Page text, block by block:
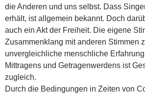
die Anderen und uns selbst. Dass
erhält, ist allgemein bekannt. Doch
auch ein Akt der Freiheit. Die eigene
Zusammenklang mit anderen Stimmen
unvergleichliche menschliche
Mittragens und Getragenwerdens ist
zugleich.
Durch die Bedingungen in Zeiten von